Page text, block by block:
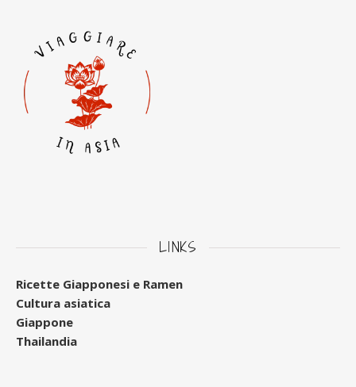
LINKS
Ricette Giapponesi e Ramen
Cultura asiatica
Giappone
Thailandia